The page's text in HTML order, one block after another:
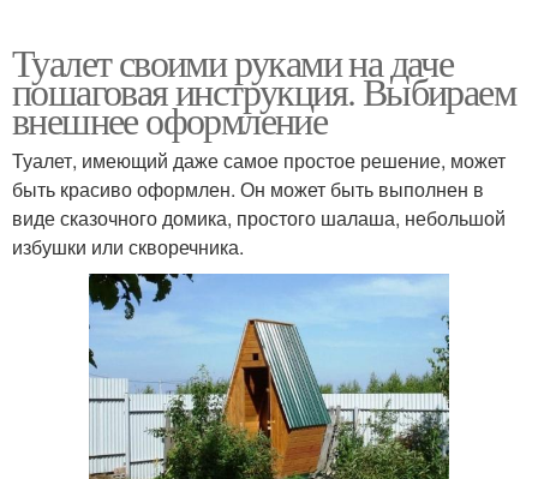
Туалет своими руками на даче
пошаговая инструкция. Выбираем
внешнее оформление
Туалет, имеющий даже самое простое решение, может
быть красиво оформлен. Он может быть выполнен в
виде сказочного домика, простого шалаша, небольшой
избушки или скворечника.